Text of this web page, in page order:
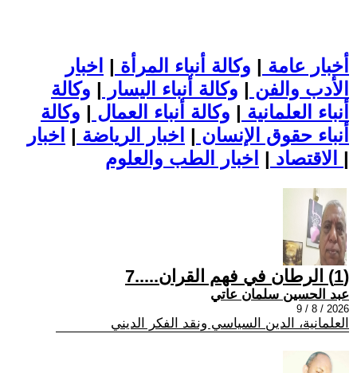
أخبار عامة | وكالة أنباء المرأة | اخبار
الأدب والفن | وكالة أنباء اليسار | وكالة
أنباء العلمانية | وكالة أنباء العمال | وكالة
أنباء حقوق الإنسان | اخبار الرياضة | اخبار
الاقتصاد | |
(1) الرطان في فهم القران.....7
عبد الحسين سلمان عاتي
2026 / 8 / 9
العلمانية، الدين السياسي ونقد الفكر الديني